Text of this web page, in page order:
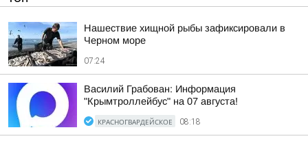
Нашествие хищной рыбы зафиксировали в
Черном море
07:24
Василий Грабован: Информация
"Крымтроллейбус" на 07 августа!
КРАСНОГВАРДЕЙСКОЕ 08:18